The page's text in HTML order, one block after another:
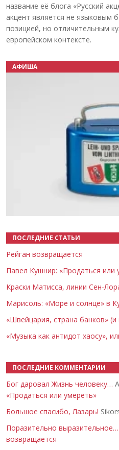
название её блога «Русский
акцент является не языковым
позицией, но отличительным
европейском контексте.
АФИША
ПОСЛЕДНИЕ СТАТЬИ
Рейган возвращается
Павел Кушнир: «Продаться или
Краски Матисса, линии Сен-
Марисоль: «Море и солнце» в
«Швейцария, страна банков» (и
«Музыка как антидот хаосу»,
ПОСЛЕДНИЕ КОММЕНТАРИИ
Бог даровал Жизнь человеку…
«Продаться или умереть»
Большое спасибо, Лазарь!
Поразительно выразительное…
возвращается